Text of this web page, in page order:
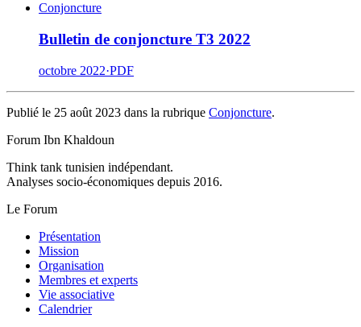
Conjoncture
Bulletin de conjoncture T3 2022
octobre 2022·PDF
Publié le 25 août 2023 dans la rubrique Conjoncture.
Forum Ibn Khaldoun
Think tank tunisien indépendant.
Analyses socio-économiques depuis 2016.
Le Forum
Présentation
Mission
Organisation
Membres et experts
Vie associative
Calendrier